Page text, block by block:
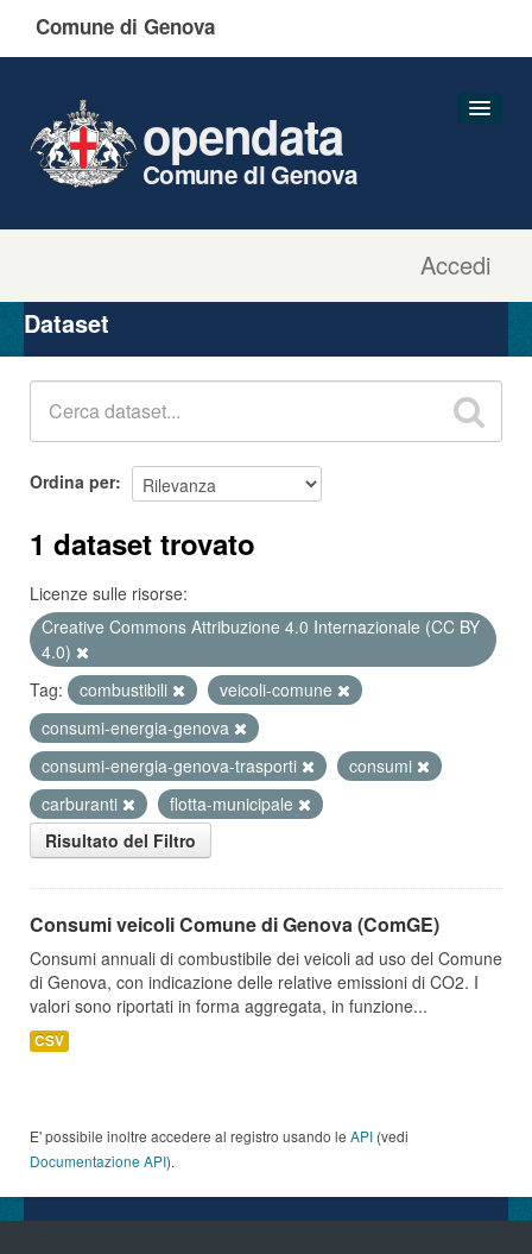
Comune di Genova
Accedi
opendata
Comune di Genova
Organizzazioni
Gruppi
Dataset
Ordina per
1 dataset trovato
Licenze sulle risorse:
Creative Commons Attribuzione 4.0 Internazionale (CC BY
4.0)
Tag:
combustibili
veicoli-comune
consumi-energia-genova
consumi-energia-genova-trasporti
consumi
carburanti
flotta-municipale
Risultato del Filtro
Consumi veicoli Comune di Genova (ComGE)
Consumi annuali di combustibile dei veicoli ad uso del Comune
di Genova, con indicazione delle relative emissioni di CO2. I
valori sono riportati in forma aggregata, in funzione...
CSV
E' possibile inoltre accedere al registro usando le API (vedi
Documentazione API).